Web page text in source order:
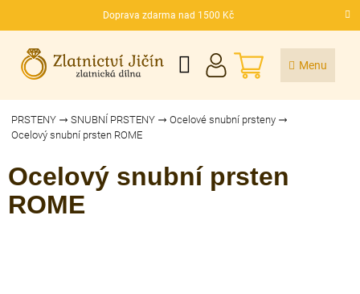
Doprava zdarma nad 1500 Kč
CZK
NÁKUPNÍ
KOŠÍK
PRSTENY SNUBNÍ PRSTENY
Ocelové snubní prsteny
Ocelový snubní prsten ROME
Ocelový snubní prsten
ROME